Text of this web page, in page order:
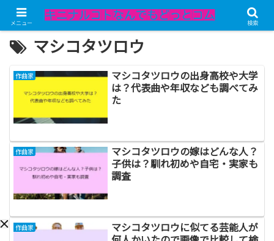
マシコタツロウ
作曲家
マシコタツロウの出身高校や大学
は？代表曲や年収なども調べてみ
た
作曲家
マシコタツロウの嫁はどんな人？
子供は？馴れ初めや自宅・実家も
調査
作曲家
マシコタツロウに似てる芸能人が
メニュー 検索